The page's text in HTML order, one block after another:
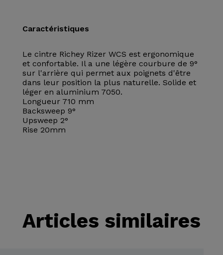
Caractéristiques
Le cintre Richey Rizer WCS est ergonomique
et confortable. Il a une légère courbure de 9°
sur l'arrière qui permet aux poignets d'être
dans leur position la plus naturelle. Solide et
léger en aluminium 7050.
Longueur 710 mm
Backsweep 9°
Upsweep 2°
Rise 20mm
Articles similaires